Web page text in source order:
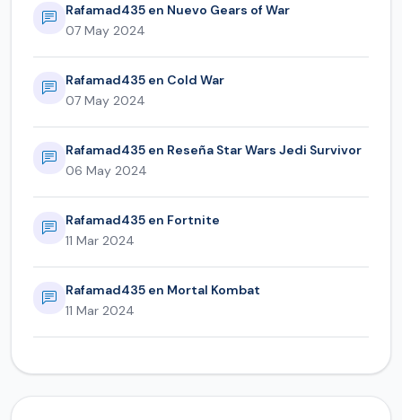
Rafamad435 en Nuevo Gears of War
07 May 2024
Rafamad435 en Cold War
07 May 2024
Rafamad435 en Reseña Star Wars Jedi Survivor
06 May 2024
Rafamad435 en Fortnite
11 Mar 2024
Rafamad435 en Mortal Kombat
11 Mar 2024